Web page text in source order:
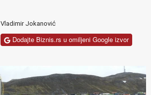
Vladimir Jokanović
Dodajte Biznis.rs u omiljeni Google izvor